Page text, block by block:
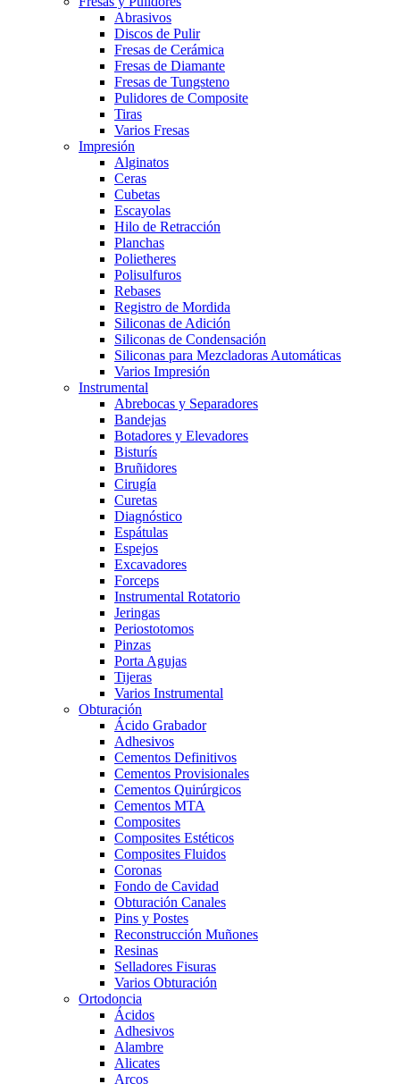
Abrasivos
Discos de Pulir
Fresas de Cerámica
Fresas de Diamante
Fresas de Tungsteno
Pulidores de Composite
Tiras
Varios Fresas
Impresión
Alginatos
Ceras
Cubetas
Escayolas
Hilo de Retracción
Planchas
Polietheres
Polisulfuros
Rebases
Registro de Mordida
Siliconas de Adición
Siliconas de Condensación
Siliconas para Mezcladoras Automáticas
Varios Impresión
Instrumental
Abrebocas y Separadores
Bandejas
Botadores y Elevadores
Bisturís
Bruñidores
Cirugía
Curetas
Diagnóstico
Espátulas
Espejos
Excavadores
Forceps
Instrumental Rotatorio
Jeringas
Periostotomos
Pinzas
Porta Agujas
Tijeras
Varios Instrumental
Obturación
Ácido Grabador
Adhesivos
Cementos Definitivos
Cementos Provisionales
Cementos Quirúrgicos
Cementos MTA
Composites
Composites Estéticos
Composites Fluidos
Coronas
Fondo de Cavidad
Obturación Canales
Pins y Postes
Reconstrucción Muñones
Resinas
Selladores Fisuras
Varios Obturación
Ortodoncia
Ácidos
Adhesivos
Alambre
Alicates
Arcos